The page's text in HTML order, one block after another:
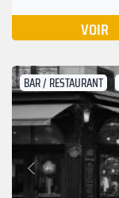
VOIR
BAR / RESTAURANT
Précédent